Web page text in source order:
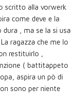
scritto alla vorwerk
come deve e la
, ma se la si usa
ragazza che me lo
restituirlo ,
( battitappeto
aspira un pò di
sono per niente